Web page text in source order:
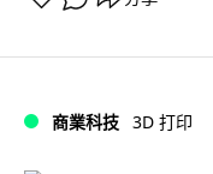
商業科技 3D 打印